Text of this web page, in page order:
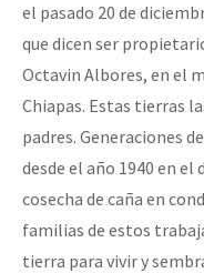
el pasado 20 de
que dicen ser
Octavin Albores, en el
Chiapas. Estas tierras
padres. Generaciones
desde el año 1940 en
cosecha de caña en
familias de estos
tierra para vivir y